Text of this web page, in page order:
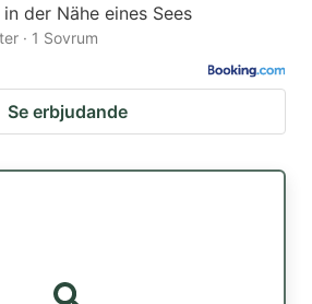
der Nähe eines Sees
· 1 Sovrum
Se erbjudande